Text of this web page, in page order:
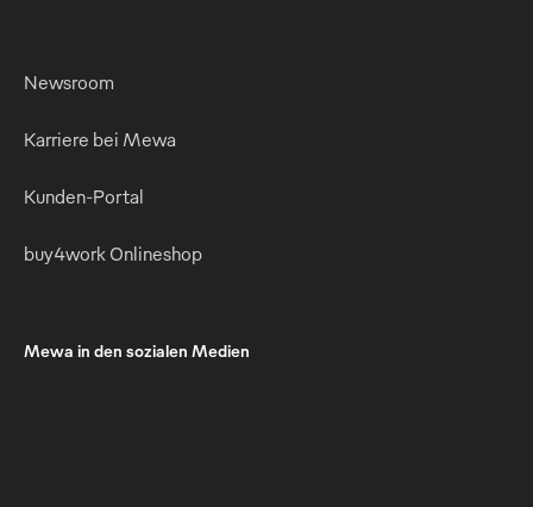
Newsroom
Karriere bei Mewa
Kunden-Portal
buy4work Onlineshop
Mewa in den sozialen Medien